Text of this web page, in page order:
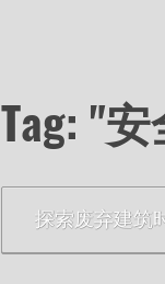
Tag: "
探索废弃建筑